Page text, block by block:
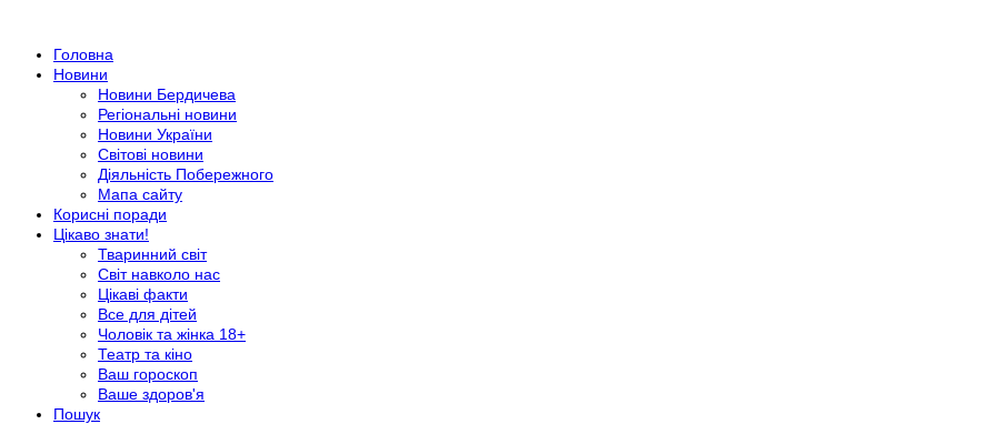
Головна
Новини
Новини Бердичева
Регіональні новини
Новини України
Світові новини
Діяльність Побережного
Мапа сайту
Корисні поради
Цікаво знати!
Тваринний світ
Світ навколо нас
Цікаві факти
Все для дітей
Чоловік та жінка 18+
Театр та кіно
Ваш гороскоп
Ваше здоров'я
Пошук